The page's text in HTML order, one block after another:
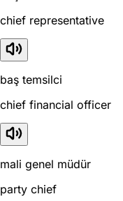
chief representative
baş temsilci
chief financial officer
mali genel müdür
party chief